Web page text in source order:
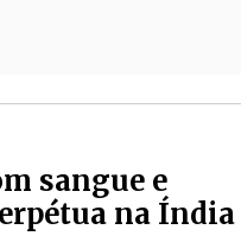
sangue e
na Índia